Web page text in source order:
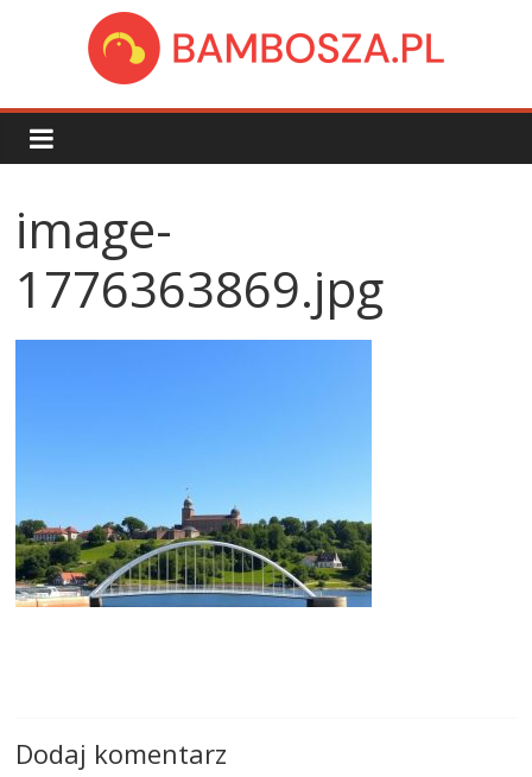
bambosza.pl
image-
1776363869.jpg
Dodaj komentarz